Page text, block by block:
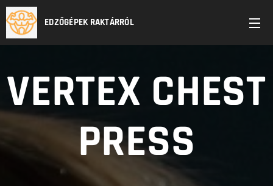
EDZŐGÉPEK RAKTÁRRÓL
VERTEX CHEST
PRESS